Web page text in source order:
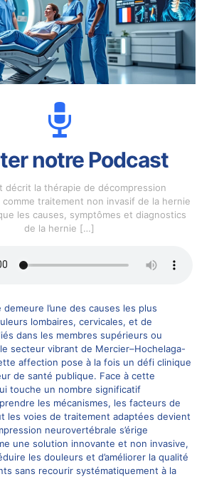
notre Podcast
décrit la thérapie de décompression
traitement non invasif de la hernie
les causes, symptômes et diagnostics
de la hernie […]
demeure l’une des causes les plus
lombaires, cervicales, et de
dans les membres supérieurs ou
secteur vibrant de Mercier–Hochelaga-
affection pose à la fois un défi clinique
de santé publique. Face à cette
touche un nombre significatif
les mécanismes, les facteurs de
les voies de traitement adaptées devient
neurovertébrale s’érige
une solution innovante et non invasive,
les douleurs et d’améliorer la qualité
sans recourir systématiquement à la